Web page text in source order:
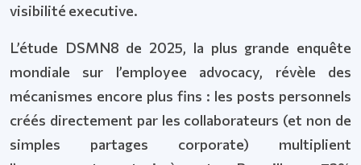
visibilité executive.
L’étude DSMN8 de 2025, la plus grande enquête
mondiale sur l’employee advocacy, révèle des
mécanismes encore plus fins : les posts personnels
créés directement par les collaborateurs (et non de
simples partages corporate) multiplient